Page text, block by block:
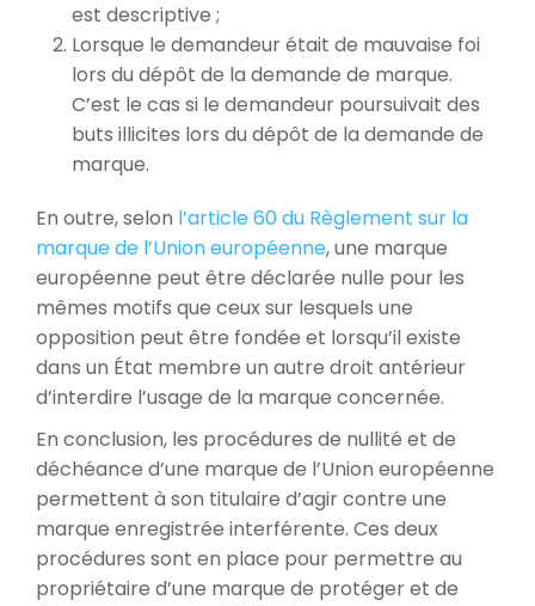
est descriptive ;
Lorsque le demandeur était de mauvaise foi
lors du dépôt de la demande de marque.
C’est le cas si le demandeur poursuivait des
buts illicites lors du dépôt de la demande de
marque.
En outre, selon l’article 60 du Règlement sur la
marque de l’Union européenne, une marque
européenne peut être déclarée nulle pour les
mêmes motifs que ceux sur lesquels une
opposition peut être fondée et lorsqu’il existe
dans un État membre un autre droit antérieur
d’interdire l’usage de la marque concernée.
En conclusion, les procédures de nullité et de
déchéance d’une marque de l’Union européenne
permettent à son titulaire d’agir contre une
marque enregistrée interférente. Ces deux
procédures sont en place pour permettre au
propriétaire d’une marque de protéger et de